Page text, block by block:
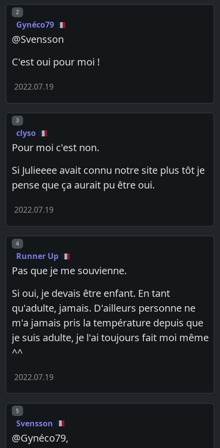
Post number
2
Gynéco79
@Svensson
C'est oui pour moi !
2022.07.19
Post number
3
clyso
Pour moi c'est non.
Si Julieeee avait connu notre site plus tôt je
pense que ça aurait pu être oui.
2022.07.19
Post number
4
Runner Up
Pas que je me souvienne.
Si oui, je devais être enfant. En tant
qu'adulte, jamais. D'ailleurs personne ne
m'a jamais pris la température depuis que
je suis adulte, je l'ai toujours fait moi même
^^
2022.07.19
Post number
5
Svensson
@Gynéco79,